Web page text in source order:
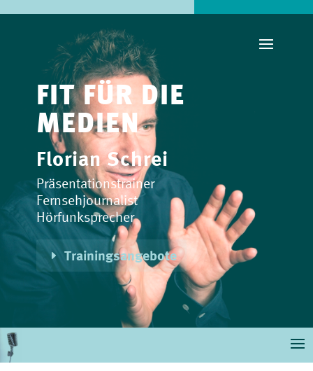
FIT FÜR DIE
MEDIEN
Florian Schrei
Präsentationstrainer
Fernsehjournalist
Hörfunksprecher
Trainingsangebote